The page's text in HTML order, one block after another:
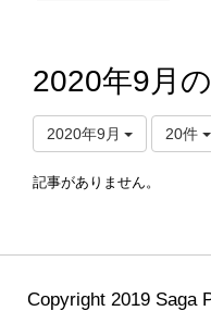
2020年9月
2020年9月 20件
記事がありません。
Copyright 2019 Saga